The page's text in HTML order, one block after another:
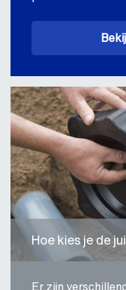
Hoe kies je de
Er zijn